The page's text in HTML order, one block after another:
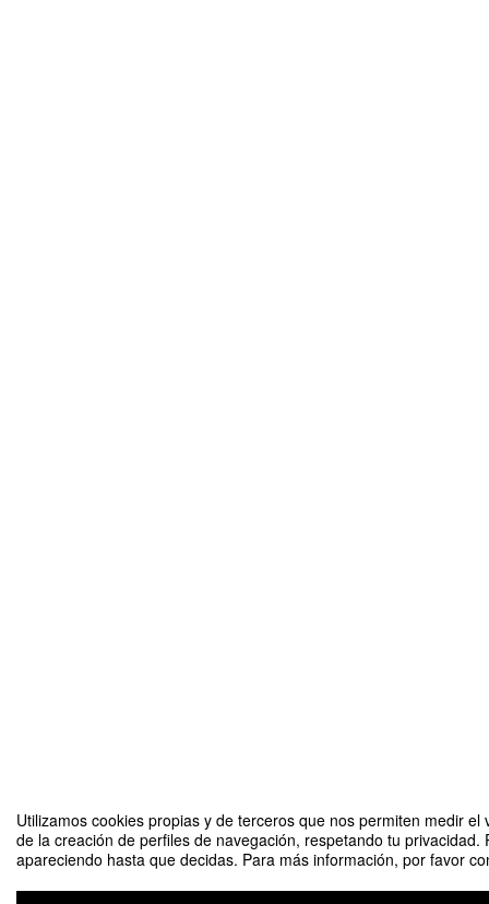
Utilizamos cookies propias y de terceros que nos permiten medir
de la creación de perfiles de navegación, respetando tu
apareciendo hasta que decidas. Para más información, por favor